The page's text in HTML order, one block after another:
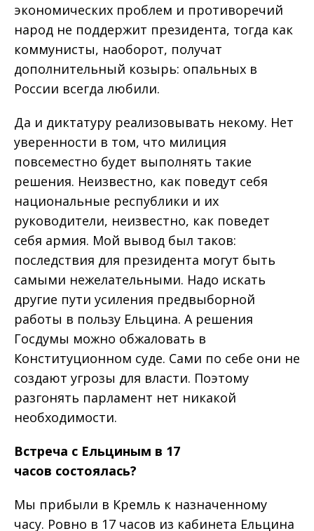
экономических проблем и противоречий
народ не поддержит президента, тогда как
коммунисты, наоборот, получат
дополнительный козырь: опальных в
России всегда любили.
Да и диктатуру реализовывать некому. Нет
уверенности в том, что милиция
повсеместно будет выполнять такие
решения. Неизвестно, как поведут себя
национальные республики и их
руководители, неизвестно, как поведет
себя армия. Мой вывод был таков:
последствия для президента могут быть
самыми нежелательными. Надо искать
другие пути усиления предвыборной
работы в пользу Ельцина. А решения
Госдумы можно обжаловать в
Конституционном суде. Сами по себе они не
создают угрозы для власти. Поэтому
разгонять парламент нет никакой
необходимости.
Встреча с Ельциным в 17
часов состоялась?
Мы прибыли в Кремль к назначенному
часу. Ровно в 17 часов из кабинета Ельцина